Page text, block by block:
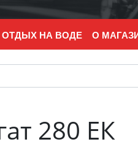
ОТДЫХ НА ВОДЕ О
280 ЕК